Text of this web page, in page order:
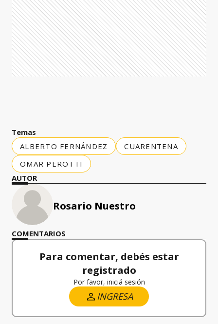
Temas
ALBERTO FERNÁNDEZ
CUARENTENA
OMAR PEROTTI
AUTOR
Rosario Nuestro
COMENTARIOS
Para comentar, debés estar
registrado
Por favor, iniciá sesión
INGRESA